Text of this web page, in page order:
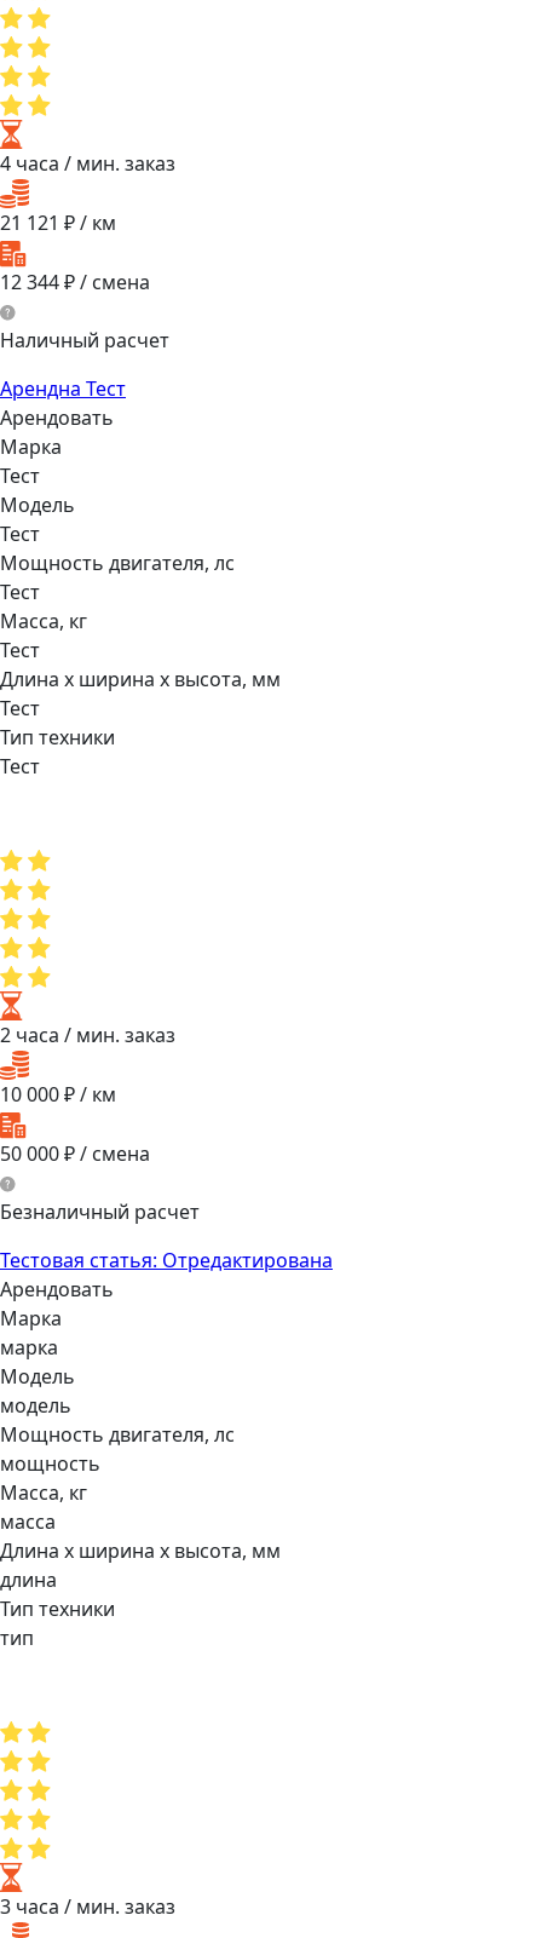
4 часа / мин. заказ
21 121 ₽ / км
12 344₽ / смена
Наличный расчет
Арендна Тест
Арендовать
Марка
Тест
Модель
Тест
Мощнocть двигaтеля, лс
Тест
Масса, кг
Тест
Длина х ширина х высота, мм
Тест
Тип техники
Тест
2 часа / мин. заказ
10 000₽ / км
50 000₽ / смена
Безналичный расчет
Тестовая статья: Отредактирована
Арендовать
Марка
марка
Модель
модель
Мощнocть двигaтеля, лс
мощность
Масса, кг
масса
Длина х ширина х высота, мм
длина
Тип техники
тип
3 часа / мин. заказ